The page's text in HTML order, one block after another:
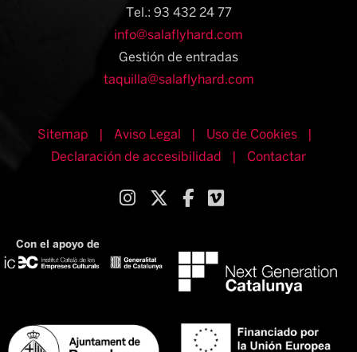
Tel.: 93 432 24 77
info@salaflyhard.com
Gestión de entradas
taquilla@salaflyhard.com
Sitemap Aviso Legal Uso de Cookies
Declaración de accesibilidad
Contactar
Link a instagram
Link a twitter
Link a facebook
Con el apoyo de